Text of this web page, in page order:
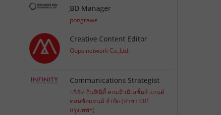
ฺBD Manager
pongrawe
Creative Content Editor
Oops network Co.,Ltd.
Communications Strategist
บริษัท อินฟินิตี้ คอมมิวนิเคชั่นส์ แอนด์
คอนซัลแทนส์ จำกัด (สาขา 001
กรุงเทพฯ)